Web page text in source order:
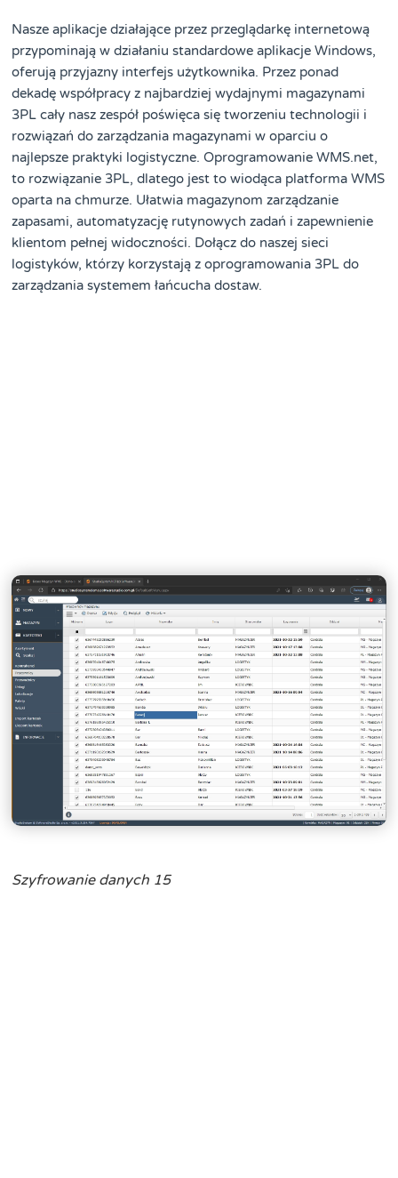
Nasze aplikacje działające przez przeglądarkę internetową
przypominają w działaniu standardowe aplikacje Windows,
oferują przyjazny interfejs użytkownika. Przez ponad
dekadę współpracy z najbardziej wydajnymi magazynami
3PL cały nasz zespół poświęca się tworzeniu technologii i
rozwiązań do zarządzania magazynami w oparciu o
najlepsze praktyki logistyczne. Oprogramowanie WMS.net,
to rozwiązanie 3PL, dlatego jest to wiodąca platforma WMS
oparta na chmurze. Ułatwia magazynom zarządzanie
zapasami, automatyzację rutynowych zadań i zapewnienie
klientom pełnej widoczności. Dołącz do naszej sieci
logistyków, którzy korzystają z oprogramowania 3PL do
zarządzania systemem łańcucha dostaw.
Szyfrowanie danych 15